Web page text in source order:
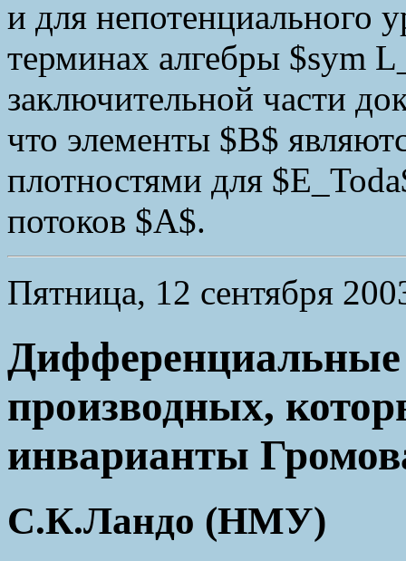
и для
терминах алгебры $sym
заключительной части
что элементы $B$
плотностями для
потоков $A$.
Пятница, 12 сентября
Дифференциальные
производных,
инварианты
С.К.Ландо (НМУ)